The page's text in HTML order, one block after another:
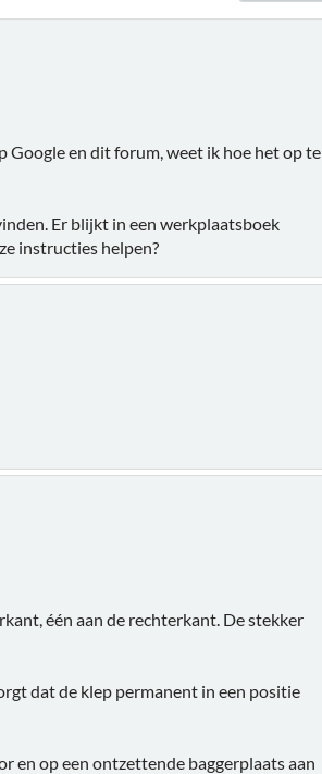
Google en dit forum, weet ik hoe het op te
Er blijkt in een werkplaatsboek
instructies helpen?
één aan de rechterkant. De stekker
dat de klep permanent in een positie
en op een ontzettende baggerplaats aan